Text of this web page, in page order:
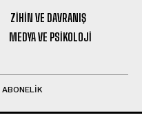
ZIHIN VE DAVRANIŞ
MEDYA VE PSIKOLOJI
ABONELIK